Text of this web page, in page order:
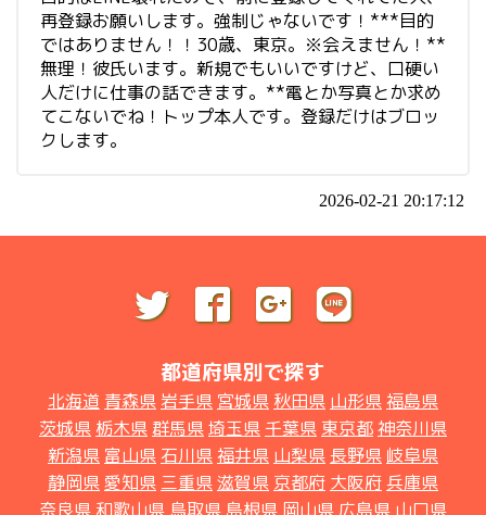
再登録お願いします。強制じゃないです！***目的
ではありません！！30歳、東京。※会えません！**
無理！彼氏います。新規でもいいですけど、口硬い
人だけに仕事の話できます。**電とか写真とか求め
てこないでね！トップ本人です。登録だけはブロッ
クします。
2026-02-21 20:17:12
都道府県別で探す
北海道 青森県 岩手県 宮城県 秋田県 山形県福島県
茨城県 栃木県群馬県埼玉県 千葉県 東京都神奈川県
新潟県 富山県 石川県福井県 山梨県 長野県 岐阜県
静岡県愛知県 三重県滋賀県 京都府 大阪府 兵庫県
奈良県 和歌山県 鳥取県 島根県 岡山県 広島県 山口県